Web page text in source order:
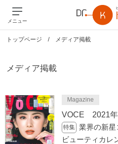
メニュー
トップページ / メディア掲載
メディア掲載
Magazine
VOCE 2021年
特集 業界の新
ビューティカレ